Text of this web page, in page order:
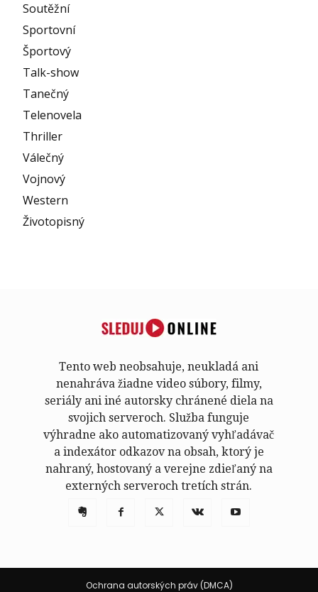
Soutěžní
Sportovní
Športový
Talk-show
Tanečný
Telenovela
Thriller
Válečný
Vojnový
Western
Životopisný
Tento web neobsahuje, neukladá ani
nenahráva žiadne video súbory, filmy,
seriály ani iné autorsky chránené diela na
svojich serveroch. Služba funguje
výhradne ako automatizovaný vyhľadávač
a indexátor odkazov na obsah, ktorý je
nahraný, hostovaný a verejne zdieľaný na
externých serveroch tretích strán.
Ochrana autorských práv (DMCA)